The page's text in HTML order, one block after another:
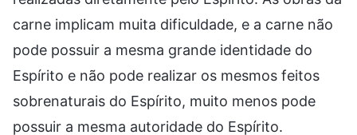
carne implicam muita dificuldade, e a carne não
pode possuir a mesma grande identidade do
Espírito e não pode realizar os mesmos feitos
sobrenaturais do Espírito, muito menos pode
possuir a mesma autoridade do Espírito.